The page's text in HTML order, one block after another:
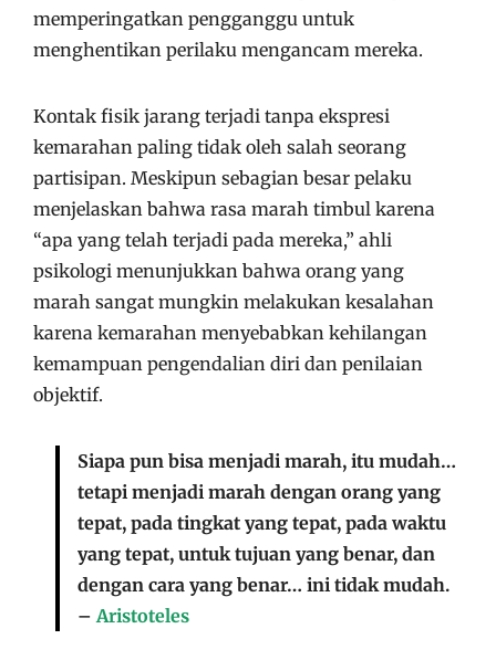
memperingatkan pengganggu untuk
menghentikan perilaku mengancam mereka.
Kontak fisik jarang terjadi tanpa ekspresi
kemarahan paling tidak oleh salah seorang
partisipan. Meskipun sebagian besar pelaku
menjelaskan bahwa rasa marah timbul karena
“apa yang telah terjadi pada mereka,” ahli
psikologi menunjukkan bahwa orang yang
marah sangat mungkin melakukan kesalahan
karena kemarahan menyebabkan kehilangan
kemampuan pengendalian diri dan penilaian
objektif.
Siapa pun bisa menjadi marah, itu mudah…
tetapi menjadi marah dengan orang yang
tepat, pada tingkat yang tepat, pada waktu
yang tepat, untuk tujuan yang benar, dan
dengan cara yang benar… ini tidak mudah.
– Aristoteles